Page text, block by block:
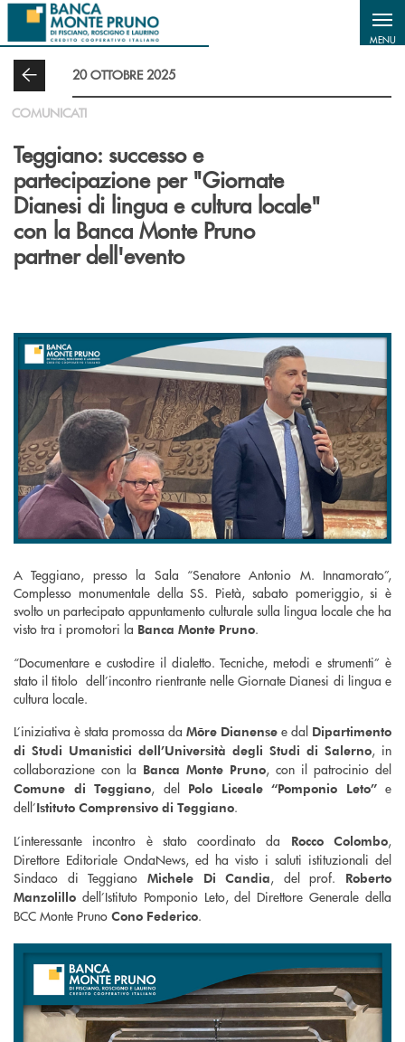
Salta al contenuto principale
MENU
20 OTTOBRE 2025
COMUNICATI
Teggiano: successo e
partecipazione per "Giornate
Dianesi di lingua e cultura locale"
con la Banca Monte Pruno
partner dell'evento
A Teggiano, presso la Sala “Senatore Antonio M. Innamorato”,
Complesso monumentale della SS. Pietà, sabato pomeriggio, si è
svolto un partecipato appuntamento culturale sulla lingua locale che ha
visto tra i promotori la Banca Monte Pruno.
“Documentare e custodire il dialetto. Tecniche, metodi e strumenti” è
stato il titolo dell’incontro rientrante nelle Giornate Dianesi di lingua e
cultura locale.
L’iniziativa è stata promossa da Mōre Dianense e dal Dipartimento
di Studi Umanistici dell’Università degli Studi di Salerno, in
collaborazione con la Banca Monte Pruno, con il patrocinio del
Comune di Teggiano, del Polo Liceale “Pomponio Leto”e
dell’Istituto Comprensivo di Teggiano.
L’interessante incontro è stato coordinato da Rocco Colombo,
Direttore Editoriale OndaNews, ed ha visto i saluti istituzionali del
Sindaco di Teggiano Michele Di Candia, del prof. Roberto
Manzolillo dell’Istituto Pomponio Leto, del Direttore Generale della
BCC Monte Pruno Cono Federico.